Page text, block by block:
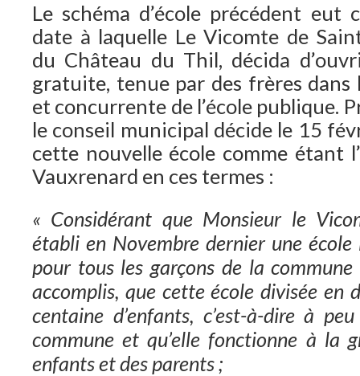
Le schéma d’école précédent eut
date à laquelle Le Vicomte de
du Château du Thil, décida
gratuite, tenue par des frères dans
et concurrente de l’école publique.
le conseil municipal décide le 15
cette nouvelle école comme étant
Vauxrenard en ces termes :
« Considérant que Monsieur le
établi en Novembre dernier une
pour tous les garçons de la
accomplis, que cette école divisée en
centaine d’enfants, c’est-à-dire à
commune et qu’elle fonctionne à la
enfants et des parents ;